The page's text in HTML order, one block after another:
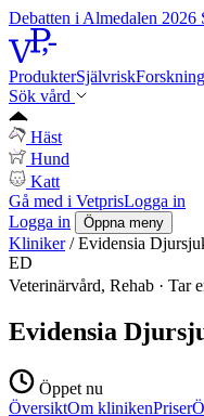
Debatten i Almedalen 2026
ProdukterSjälvriskForskning
Sök vård
Häst
Hund
Katt
Gå med i VetprisLogga in
Logga in
Öppna meny
Kliniker / Evidensia
ED
Veterinärvård, Rehab · Tar
Evidensia
Öppet nu
ÖversiktOm klinikenPriser